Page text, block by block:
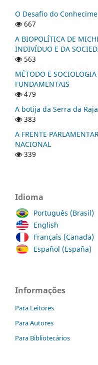
O Desafio do
667
A BIOPOLÍTICA DE
INDIVÍDUO E DA
563
MÉTODO E
FUNDAMENTAIS
479
A botija da Serra da
383
A FRENTE
NACIONAL
339
Idioma
Português (Brasil)
English
Français (Canada)
Español (España)
Informações
Para Leitores
Para Autores
Para Bibliotecários